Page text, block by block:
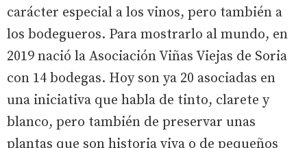
carácter especial a los vinos, pero también a
los bodegueros. Para mostrarlo al mundo, en
2019 nació la Asociación Viñas Viejas de Soria
con 14 bodegas. Hoy son ya 20 asociadas en
una iniciativa que habla de tinto, clarete y
blanco, pero también de preservar unas
plantas que son historia viva o de pequeños